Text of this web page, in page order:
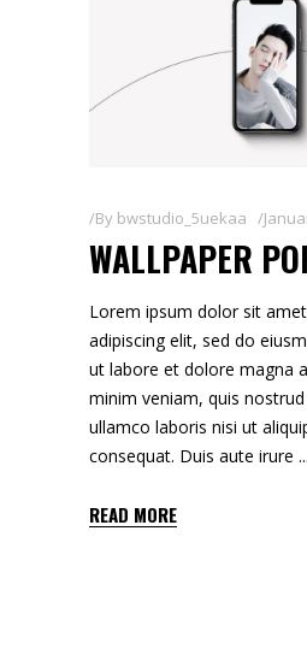
By bwstudio_5uekaa
WALLPAPER
Lorem ipsum dolor sit
adipiscing elit, sed do
ut labore et dolore magna
minim veniam, quis
ullamco laboris nisi ut
consequat. Duis aute irure
READ MORE